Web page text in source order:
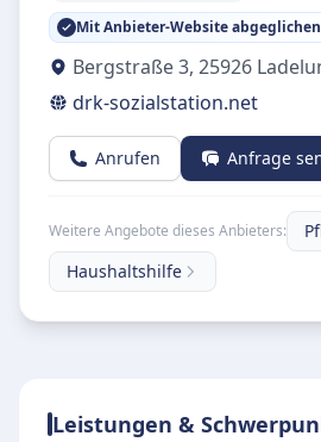
Mit Anbieter-Website abgeglichen
Bergstraße 3, 25926
drk-sozialstation.net
Anrufen Anfrage
Weitere Angebote dieses Anbieters:
Haushaltshilfe
Leistungen &